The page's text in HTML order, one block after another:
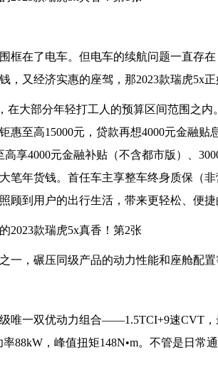
框在了电车。但电车的续航问题一直存
又经济实惠的座驾，那2023款瑞虎5x正
在大部分年轻打工人的预算区间范围之
至高15000元，贷款再想4000元金融贴
享4000元金融补贴（不含都市版）、
笔年货钱。首任车主享整车终身质保（
顾到用户的出行生活，带来更轻松、便捷
一，碾压同级产品的动力性能和座舱配置
唯一双优动力组合——1.5TCI+9速CVT，
88kW，峰值扭矩148N•m。不管是日常